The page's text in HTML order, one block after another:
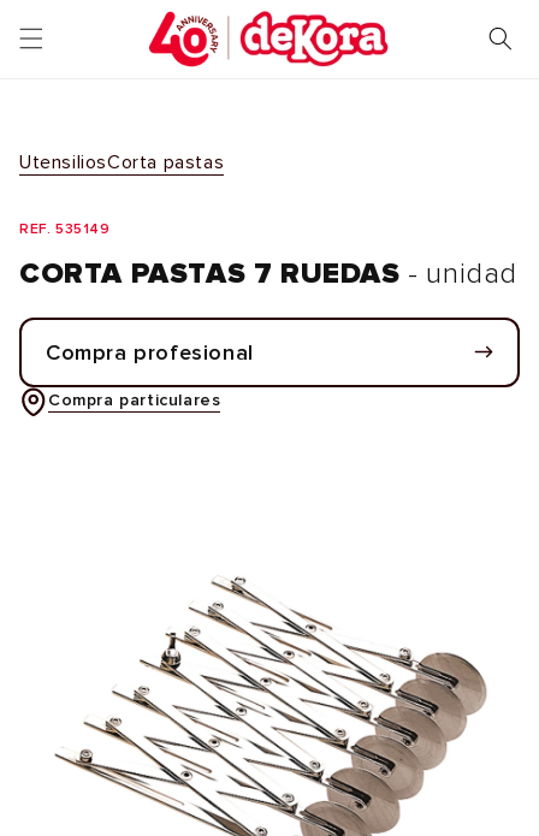
directamente
al contenido
UtensiliosCorta pastas
REF. 535149
CORTA PASTAS 7 RUEDAS - unidad
Compra profesional
Compra particulares